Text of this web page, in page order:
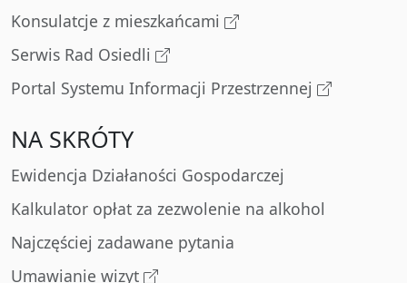
Konsulatcje z mieszkańcami
Serwis Rad Osiedli
Portal Systemu Informacji Przestrzennej
NA SKRÓTY
Ewidencja Działaności Gospodarczej
Kalkulator opłat za zezwolenie na alkohol
Najczęściej zadawane pytania
Umawianie wizyt